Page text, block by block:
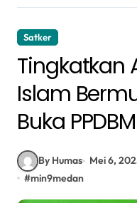
Satker
Tingkatkan
Islam
Buka
By Humas Mei 6,
#min9medan